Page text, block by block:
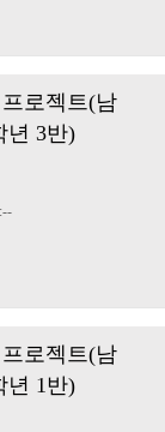
로젝트(남
년 3반)
로젝트(남
년 1반)